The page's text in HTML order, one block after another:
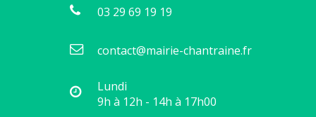
03 29 69 19 19
contact@mairie-chantraine.fr
Lundi
9h à 12h - 14h à 17h00